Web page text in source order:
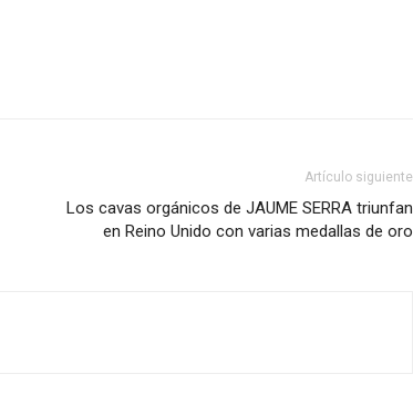
Artículo siguiente
Los cavas orgánicos de JAUME SERRA triunfan
en Reino Unido con varias medallas de oro